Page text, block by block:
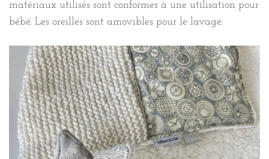
matériaux utilisés sont conformes à une utilisation pour
bébé. Les oreilles sont amovibles pour le lavage.